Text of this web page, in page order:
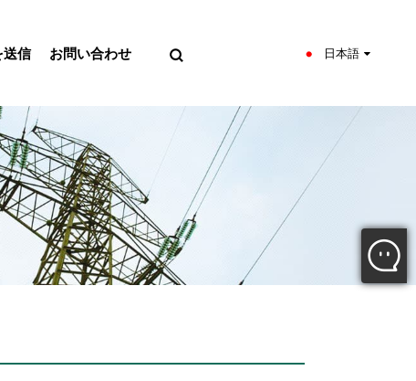
送信 お問い合わせ 日本語